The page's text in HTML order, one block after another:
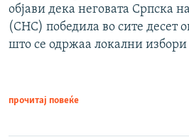
објави дека неговата Српска
(СНС) победила во сите десет
што се одржаа локални избори
прочитај повеќе